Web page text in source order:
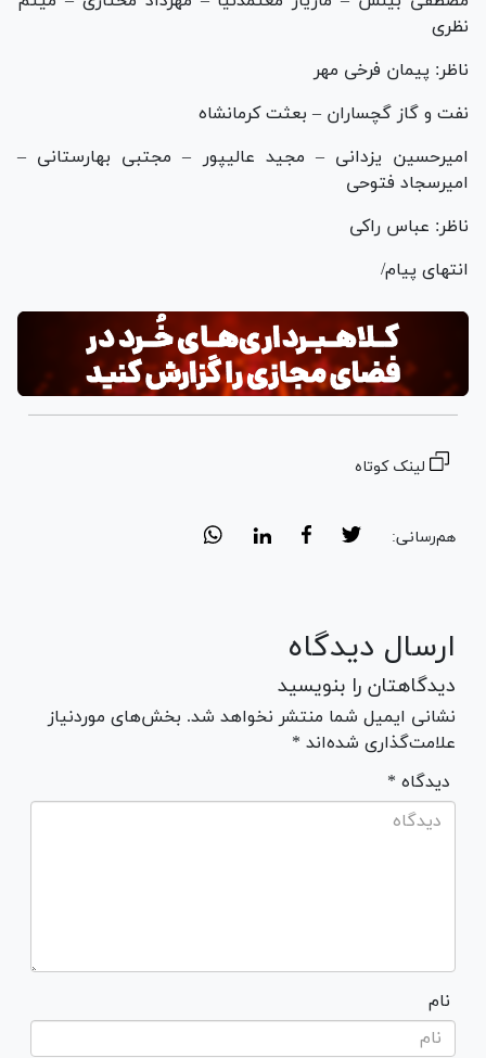
نظری
ناظر: پیمان فرخی مهر
نفت و گاز گچساران – بعثت کرمانشاه
امیرحسین یزدانی – مجید عالیپور – مجتبی بهارستانی –
امیرسجاد فتوحی
ناظر: عباس راکی
انتهای پیام/
لینک کوتاه
هم‌رسانی:
ارسال دیدگاه
دیدگاهتان را بنویسید
نشانی ایمیل شما منتشر نخواهد شد. بخش‌های موردنیاز
علامت‌گذاری شده‌اند *
* دیدگاه
نام